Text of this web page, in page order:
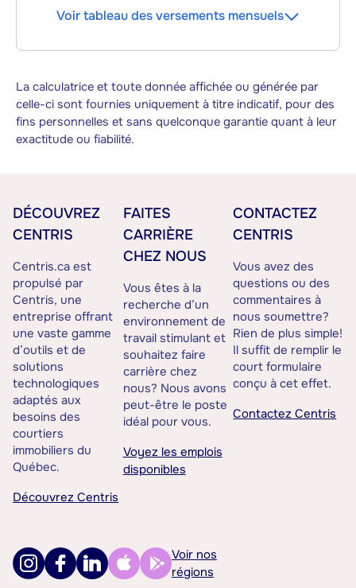
Voir tableau des versements mensuels
La calculatrice et toute donnée affichée ou générée par
celle-ci sont fournies uniquement à titre indicatif, pour des
fins personnelles et sans quelconque garantie quant à leur
exactitude ou fiabilité.
DÉCOUVREZ
CENTRIS
Centris.ca est
propulsé par
Centris, une
entreprise offrant
une vaste gamme
d’outils et de
solutions
technologiques
adaptés aux
besoins des
courtiers
immobiliers du
Québec.
Découvrez Centris
FAITES
CARRIÈRE
CHEZ NOUS
Vous êtes à la
recherche d’un
environnement de
travail stimulant et
souhaitez faire
carrière chez
nous? Nous avons
peut-être le poste
idéal pour vous.
Voyez les emplois
disponibles
CONTACTEZ
CENTRIS
Vous avez des
questions ou des
commentaires à
nous soumettre?
Rien de plus simple!
Il suffit de remplir le
court formulaire
conçu à cet effet.
Contactez Centris
Voir nos
régions